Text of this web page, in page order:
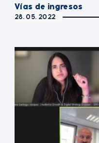
Vías de ingresos
28. 05. 2022